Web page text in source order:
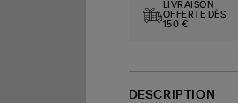
LIVRAISON
OFFERTE DÈS
150 €
DESCRIPTION